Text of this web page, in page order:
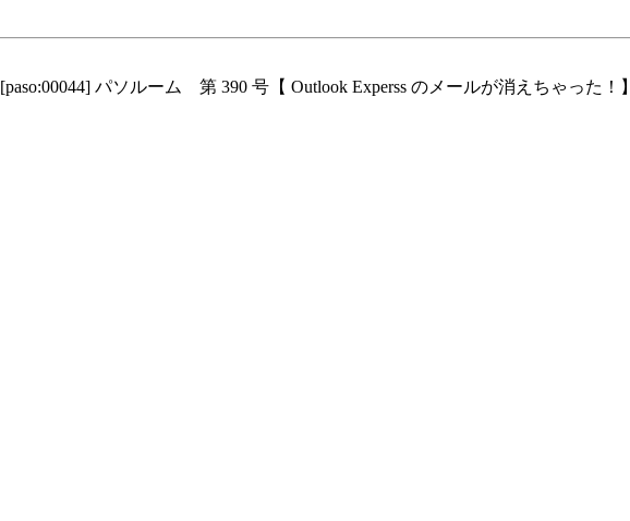
[paso:00044] パソルーム 第 390 号【 Outlook Experss のメールが消えちゃった！】